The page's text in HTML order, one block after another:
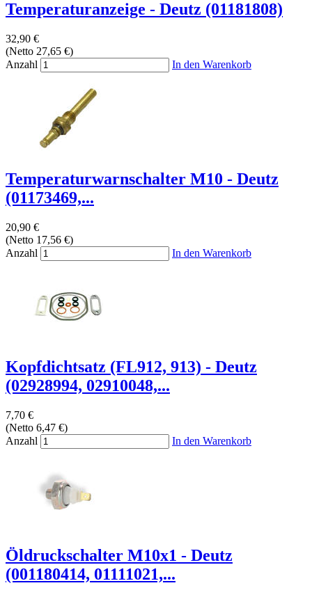
Temperaturanzeige - Deutz (01181808)
32,90 €
(Netto 27,65 €)
Anzahl
In den Warenkorb
Temperaturwarnschalter M10 - Deutz
(01173469,...
20,90 €
(Netto 17,56 €)
Anzahl
In den Warenkorb
Kopfdichtsatz (FL912, 913) - Deutz
(02928994, 02910048,...
7,70 €
(Netto 6,47 €)
Anzahl
In den Warenkorb
Öldruckschalter M10x1 - Deutz
(001180414, 01111021,...